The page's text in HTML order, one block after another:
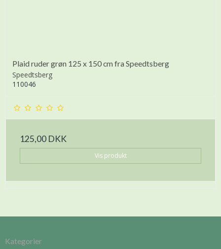
Plaid ruder grøn 125 x 150 cm fra Speedtsberg
Speedtsberg
110046
125,00 DKK
Vis produkt
Kategorier